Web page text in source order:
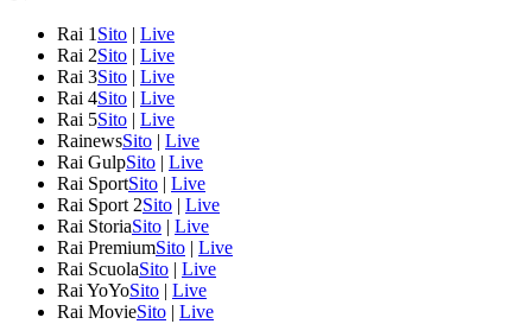
Rai 1 Sito | Live
Rai 2Sito | Live
Rai 3Sito | Live
Rai 4Sito | Live
Rai 5Sito | Live
RainewsSito | Live
Rai GulpSito | Live
Rai SportSito | Live
Rai Sport 2Sito | Live
Rai StoriaSito | Live
Rai PremiumSito | Live
Rai ScuolaSito | Live
Rai YoYoSito | Live
Rai MovieSito | Live